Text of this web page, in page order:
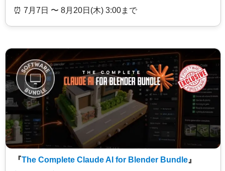
⏰️ 7月7日 〜 8月20日(木) 3:00まで
『The Complete Claude AI for Blender Bundle 』